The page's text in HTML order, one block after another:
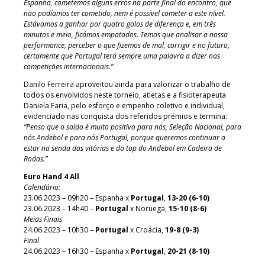
Espanha, cometemos alguns erros na parte final do encontro, que
não podíamos ter cometido, nem é possível cometer a este nível.
Estávamos a ganhar por quatro golos de diferença e, em três
minutos e meio, ficámos empatados. Temos que analisar a nossa
performance, perceber o que fizemos de mal, corrigir e no futuro,
certamente que Portugal terá sempre uma palavra a dizer nas
competições internacionais.”
Danilo Ferreira aproveitou ainda para valorizar o trabalho de
todos os envolvidos neste torneio, atletas e a fisioterapeuta
Daniela Faria, pelo esforço e empenho coletivo e individual,
evidenciado nas conquista dos referidos prémios e termina:
“Penso que o saldo é muito positivo para nós, Seleção Nacional, para
nós Andebol e para nós Portugal, porque queremos continuar a
estar na senda das vitórias e do top do Andebol em Cadeira de
Rodas.”
Euro Hand 4 All
Calendário:
23.06.2023 – 09h20 – Espanha x Portugal,13-20 (6-10)
23.06.2023 – 14h40 – Portugal x Noruega,15-10 (8-6)
Meias Finais
24.06.2023 – 10h30 – Portugal x Croácia,19-8 (9-3)
Final
24.06.2023 – 16h30 – Espanha x Portugal, 20-21 (8-10)